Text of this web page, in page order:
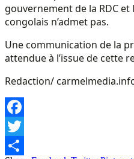
gouvernement de la RDC et
congolais n’admet pas.
Une communication de la
attendue à l’issue de cette
Redaction/
Facebook
Twitter